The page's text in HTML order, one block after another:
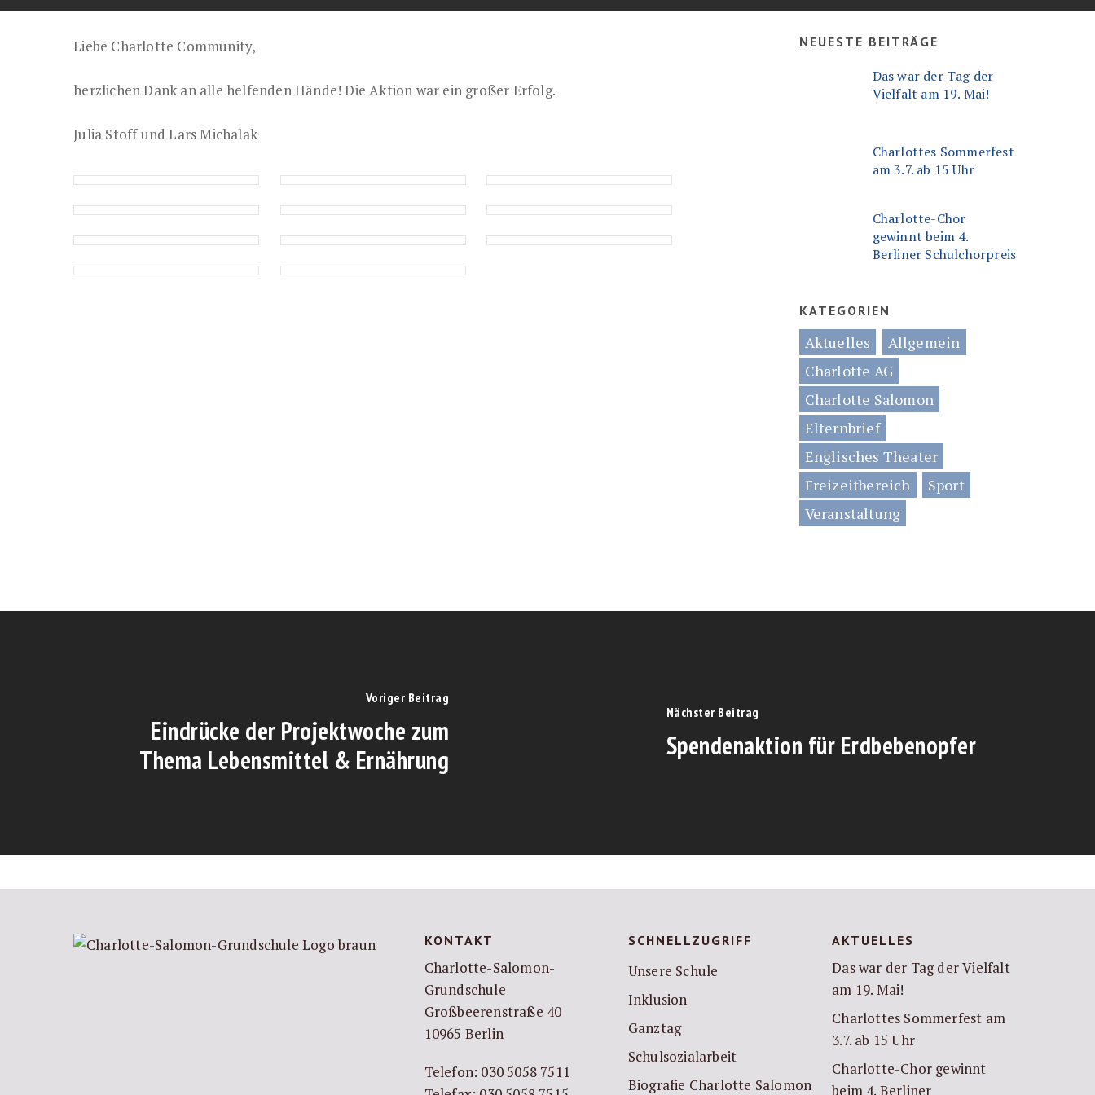
Liebe Charlotte Community,
herzlichen Dank an alle helfenden Hände! Die Aktion war ein großer Erfolg.
Julia Stoff und Lars Michalak
NEUESTE BEITRÄGE
Das war der Tag der
Vielfalt am 19. Mai!
Charlottes Sommerfest
am 3.7. ab 15 Uhr
Charlotte-Chor
gewinnt beim 4.
Berliner Schulchorpreis
KATEGORIEN
Aktuelles
Allgemein
Charlotte AG
Charlotte Salomon
Elternbrief
Englisches Theater
Freizeitbereich
Sport
Veranstaltung
Voriger Beitrag
Eindrücke der Projektwoche zum
Thema Lebensmittel & Ernährung
Nächster Beitrag
Spendenaktion für Erdbebenopfer
KONTAKT
Charlotte-Salomon-
Grundschule
Großbeerenstraße 40
10965 Berlin
Telefon: 030 5058 7511
SCHNELLZUGRIFF
Unsere Schule
Inklusion
Ganztag
Schulsozialarbeit
Biografie Charlotte Salomon
AKTUELLES
Das war der Tag der Vielfalt
am 19. Mai!
Charlottes Sommerfest am
3.7. ab 15 Uhr
Charlotte-Chor gewinnt
beim 4. Berliner